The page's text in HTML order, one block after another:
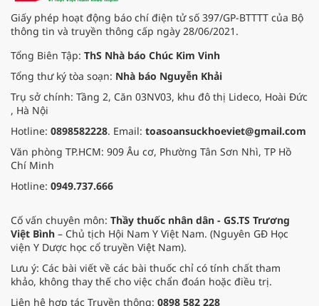
Giấy phép hoạt động báo chí điện tử số 397/GP-BTTTT của Bộ
thông tin và truyền thông cấp ngày 28/06/2021.
Tổng Biên Tập: ThS Nhà báo Chúc Kim Vinh
Tổng thư ký tòa soạn: Nhà báo Nguyễn Khải
Trụ sở chính: Tầng 2, Căn 03NV03, khu đô thị Lideco, Hoài Đức
, Hà Nội
Hotline: 0898582228. Email: toasoansuckhoeviet@gmail.com
Văn phòng TP.HCM: 909 Âu cơ, Phường Tân Sơn Nhì, TP Hồ
Chí Minh
Hotline: 0949.737.666
Cố vấn chuyên môn: Thầy thuốc nhân dân - GS.TS Trương
Việt Bình – Chủ tịch Hội Nam Y Việt Nam. (Nguyên GĐ Học
viện Y Dược học cổ truyền Việt Nam).
Lưu ý: Các bài viết về các bài thuốc chỉ có tính chất tham
khảo, không thay thế cho việc chẩn đoán hoặc điều trị.
Liên hệ hợp tác Truyền thông: 0898 582 228